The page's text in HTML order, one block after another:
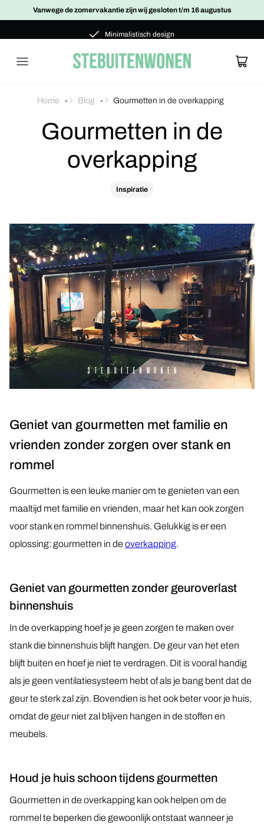
Vanwege de zomervakantie zijn wij gesloten t/m 16 augustus
Maatwerk
Minimalistisch design
Glazen schuifwanden
Glazen buitendeur
Overkappingen
Overkapping
Doekoverkapping
Lamellen dak
Vouwwanden
Glazen deuren
Glazen scheidingswanden
Terrasverwarmers
Aero S 2500W
Opties
Zonwering
Aluminium zijwand
Spie
Bekijk alle projecten
Home - Blog - Gourmetten in de overkapping
Gourmetten in de
overkapping
Inspiratie
Geniet van gourmetten met familie en
vrienden zonder zorgen over stank en
rommel
Gourmetten is een leuke manier om te genieten van een
maaltijd met familie en vrienden, maar het kan ook zorgen
voor stank en rommel binnenshuis. Gelukkig is er een
oplossing: gourmetten in de overkapping.
Geniet van gourmetten zonder geuroverlast
binnenshuis
In de overkapping hoef je je geen zorgen te maken over
stank die binnenshuis blijft hangen. De geur van het eten
blijft buiten en hoef je niet te verdragen. Dit is vooral handig
als je geen ventilatiesysteem hebt of als je bang bent dat de
geur te sterk zal zijn. Bovendien is het ook beter voor je huis,
omdat de geur niet zal blijven hangen in de stoffen en
meubels.
Houd je huis schoon tijdens gourmetten
Gourmetten in de overkapping kan ook helpen om de
rommel te beperken die gewoonlijk ontstaat wanneer je